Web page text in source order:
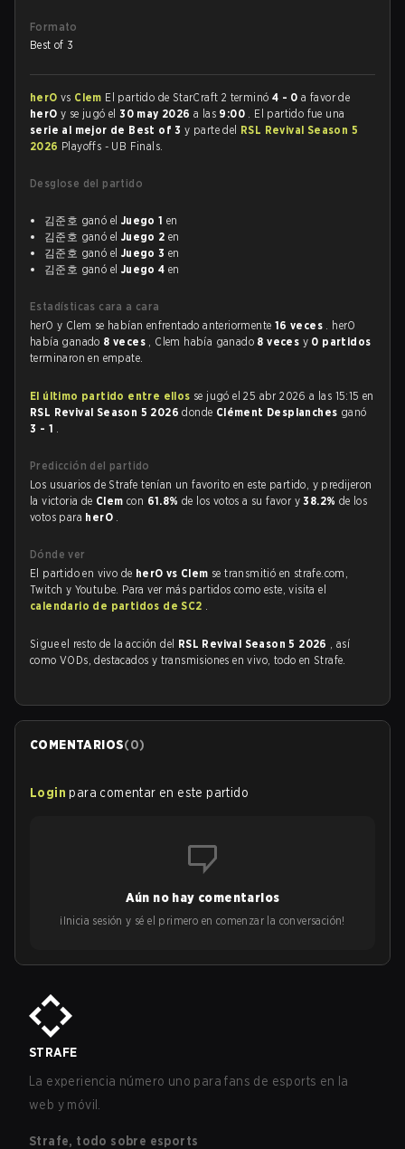
Formato
Best of 3
herO vs Clem El partido de StarCraft 2 terminó 4 - 0 a favor de
herO y se jugó el30 may 2026a las 9:00 . El partido fue una
serie al mejor de Best of 3y parte del RSL Revival Season 5
2026 Playoffs - UB Finals.
Desglose del partido
김준호 ganó el Juego 1 en
김준호 ganó el Juego 2 en
김준호 ganó el Juego 3 en
김준호 ganó el Juego 4 en
Estadísticas cara a cara
herO y Clem se habían enfrentado anteriormente 16 veces . herO
había ganado 8 veces , Clem había ganado 8 veces y 0 partidos
terminaron en empate.
El último partido entre ellos se jugó el 25 abr 2026 a las 15:15 en
RSL Revival Season 5 2026donde Clément Desplanches ganó
3 - 1 .
Predicción del partido
Los usuarios de Strafe tenían un favorito en este partido, y predijeron
la victoria de Clemcon 61.8%de los votos a su favor y38.2% de los
votos para herO .
Dónde ver
El partido en vivo de herO vs Clem se transmitió en strafe.com,
Twitch y Youtube. Para ver más partidos como este, visita el
calendario de partidos de SC2 .
Sigue el resto de la acción del RSL Revival Season 5 2026 , así
como VODs, destacados y transmisiones en vivo, todo en Strafe.
COMENTARIOS(0)
Login para comentar en este partido
Aún no hay comentarios
¡Inicia sesión y sé el primero en comenzar la conversación!
STRAFE
La experiencia número uno para fans de esports en la
web y móvil.
Strafe, todo sobre esports